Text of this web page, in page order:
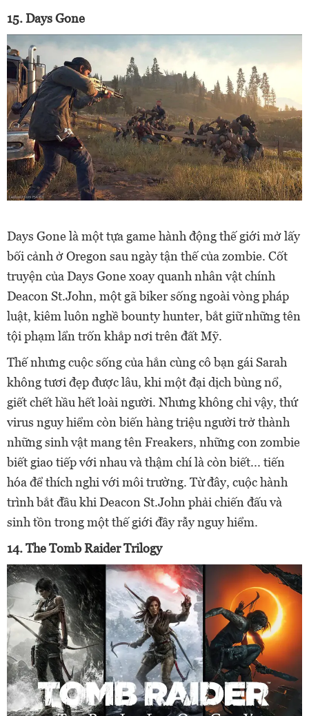
15. Days Gone
Days Gone là một tựa game hành động thế giới mở lấy
bối cảnh ở Oregon sau ngày tận thế của zombie. Cốt
truyện của Days Gone xoay quanh nhân vật chính
Deacon St.John, một gã biker sống ngoài vòng pháp
luật, kiêm luôn nghề bounty hunter, bắt giữ những tên
tội phạm lẩn trốn khắp nơi trên đất Mỹ.
Thế nhưng cuộc sống của hắn cùng cô bạn gái Sarah
không tươi đẹp được lâu, khi một đại dịch bùng nổ,
giết chết hầu hết loài người. Nhưng không chỉ vậy, thứ
virus nguy hiểm còn biến hàng triệu người trở thành
những sinh vật mang tên Freakers, những con zombie
biết giao tiếp với nhau và thậm chí là còn biết... tiến
hóa để thích nghi với môi trường. Từ đây, cuộc hành
trình bắt đầu khi Deacon St.John phải chiến đấu và
sinh tồn trong một thế giới đầy rẫy nguy hiểm.
14. The Tomb Raider Trilogy